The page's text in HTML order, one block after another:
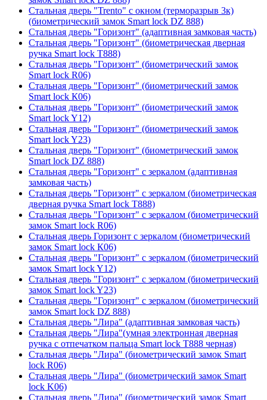
Стальная дверь "Trento" с окном (терморазрыв 3к)
(биометрический замок Smart lock DZ 888)
Стальная дверь "Горизонт" (адаптивная замковая часть)
Стальная дверь "Горизонт" (биометрическая дверная
ручка Smart lock T888)
Стальная дверь "Горизонт" (биометрический замок
Smart lock R06)
Стальная дверь "Горизонт" (биометрический замок
Smart lock К06)
Стальная дверь "Горизонт" (биометрический замок
Smart lock Y12)
Стальная дверь "Горизонт" (биометрический замок
Smart lock Y23)
Стальная дверь "Горизонт" (биометрический замок
Smart lock DZ 888)
Стальная дверь "Горизонт" с зеркалом (адаптивная
замковая часть)
Стальная дверь "Горизонт" с зеркалом (биометрическая
дверная ручка Smart lock T888)
Стальная дверь "Горизонт" с зеркалом (биометрический
замок Smart lock R06)
Стальная дверь Горизонт с зеркалом (биометрический
замок Smart lock К06)
Стальная дверь "Горизонт" с зеркалом (биометрический
замок Smart lock Y12)
Стальная дверь "Горизонт" с зеркалом (биометрический
замок Smart lock Y23)
Стальная дверь "Горизонт" с зеркалом (биометрический
замок Smart lock DZ 888)
Стальная дверь "Лира" (адаптивная замковая часть)
Стальная дверь "Лира"(умная электронная дверная
ручка с отпечатком пальца Smart lock T888 черная)
Стальная дверь "Лира" (биометрический замок Smart
lock R06)
Стальная дверь "Лира" (биометрический замок Smart
lock K06)
Стальная дверь "Лира" (биометрический замок Smart